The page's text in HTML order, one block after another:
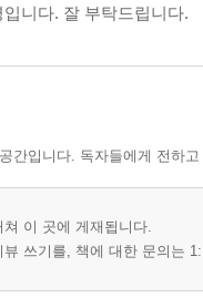
니다. 잘 부탁드립니다.
간입니다. 독자들에게 전하
이 곳에 게재됩니다.
쓰기를, 책에 대한 문의는